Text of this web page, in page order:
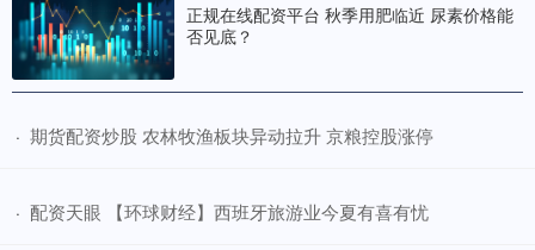
正规在线配资平台 秋季用肥临近 尿素价格能
否见底？
· ​期货配资炒股 农林牧渔板块异动拉升 京粮控股涨停
· ​配资天眼 【环球财经】西班牙旅游业今夏有喜有忧